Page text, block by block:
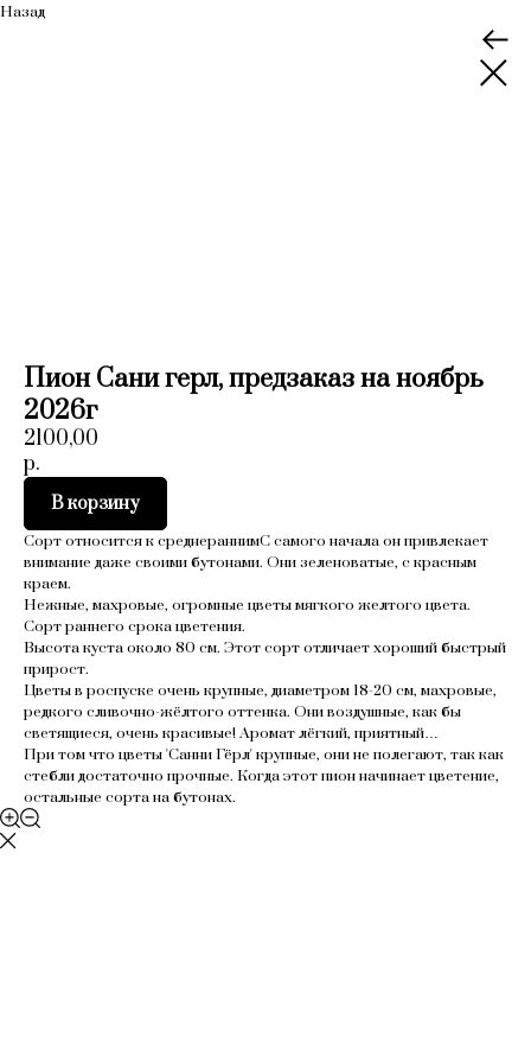
Назад
Пион Сани герл, предзаказ на ноябрь
2026г
2100,00
р.
В корзину
Сорт относится к среднераннимС самого начала он привлекает
внимание даже своими бутонами. Они зеленоватые, с красным
краем.
Нежные, махровые, огромные цветы мягкого желтого цвета.
Сорт раннего срока цветения.
Высота куста около 80 см. Этот сорт отличает хороший быстрый
прирост.
Цветы в роспуске очень крупные, диаметром 18-20 см, махровые,
редкого сливочно-жёлтого оттенка. Они воздушные, как бы
светящиеся, очень красивые! Аромат лёгкий, приятный…
При том что цветы 'Санни Гёрл' крупные, они не полегают, так как
стебли достаточно прочные. Когда этот пион начинает цветение,
остальные сорта на бутонах.